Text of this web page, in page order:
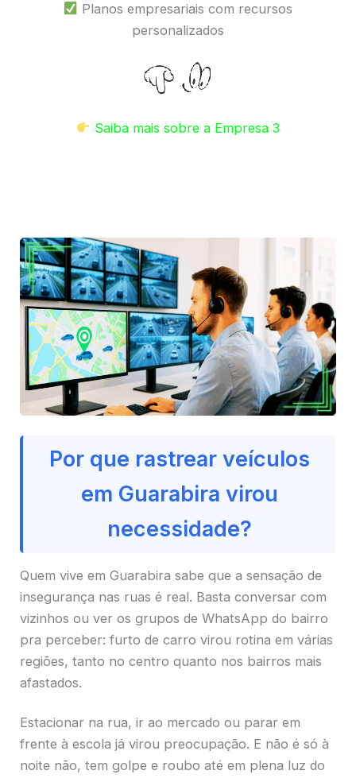
Planos empresariais com recursos
personalizados
Saiba mais sobre a Empresa 3
Por que rastrear veículos
em Guarabira virou
necessidade?
Quem vive em Guarabira sabe que a sensação de
insegurança nas ruas é real. Basta conversar com
vizinhos ou ver os grupos de WhatsApp do bairro
pra perceber: furto de carro virou rotina em várias
regiões, tanto no centro quanto nos bairros mais
afastados.
Estacionar na rua, ir ao mercado ou parar em
frente à escola já virou preocupação. E não é só à
noite não, tem golpe e roubo até em plena luz do